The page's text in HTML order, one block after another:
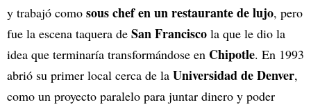
y trabajó como sous chef en un restaurante de lujo, pero
fue la escena taquera de San Francisco la que le dio la
idea que terminaría transformándose en Chipotle. En 1993
abrió su primer local cerca de la Universidad de Denver,
como un proyecto paralelo para juntar dinero y poder